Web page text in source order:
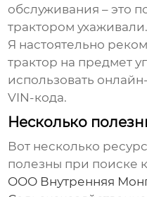
обслуживания – это
трактором ухаживали.
Я настоятельно
трактор на предмет
использовать
VIN-кода.
Несколько
Вот несколько
полезны при поиске
ООО Внутренняя